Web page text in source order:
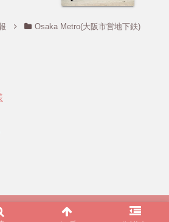
Osaka Metro(大阪市営地下鉄)
トルライブラリー All Rights Reserved.